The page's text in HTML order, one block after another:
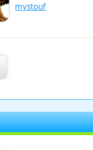
mystouf